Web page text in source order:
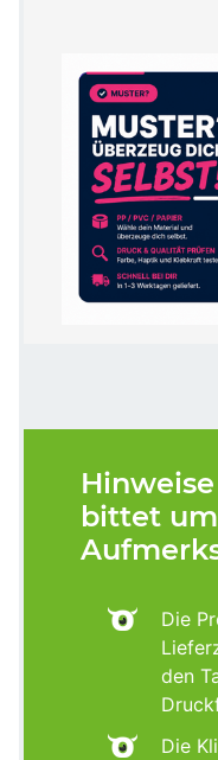
bittet um
Die
den
Die